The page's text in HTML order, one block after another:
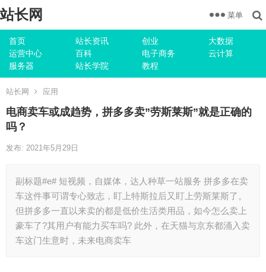
站长网
首页 站长资讯 创业
大数据
运营中心
百科 电子商务
云计算
服务器
站长学院 教程
菜单
站长网 应用
电商卖车或成趋势，拼多多卖”劳斯莱斯”就是正确的
吗？
发布: 2021年5月29日
副标题#e# 短视频，自媒体，达人种草一站服务 拼多多在卖
车这件事可谓专心致志，盯上特斯拉后又盯上劳斯莱斯了。
但拼多多一直以来卖的都是低价生活类用品，如今怎么卖上
豪车了?其用户有能力买车吗? 此外，在天猫与京东都涌入卖
车这门生意时，未来电商卖车